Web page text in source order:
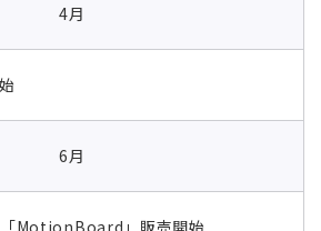
4月
6月
MotionBoard」販売開始